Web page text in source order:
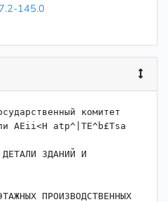
145.0
AEii<H atp^|TE^b£Tsa
ЗДАНИЙ И
ПРОИЗВОДСТВЕННЫХ